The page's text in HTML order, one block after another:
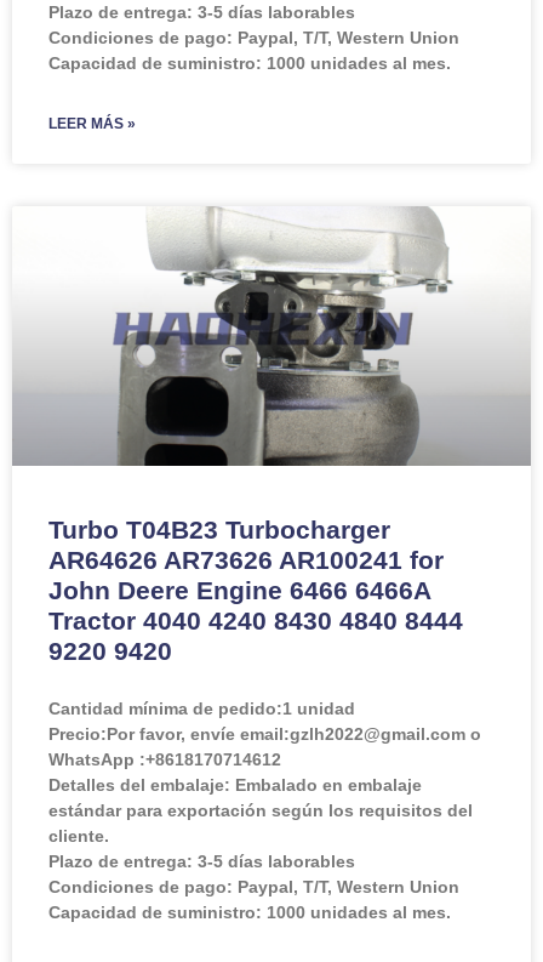
Plazo de entrega: 3-5 días laborables
Condiciones de pago: Paypal, T/T, Western Union
Capacidad de suministro: 1000 unidades al mes.
LEER MÁS »
Turbo T04B23 Turbocharger
AR64626 AR73626 AR100241 for
John Deere Engine 6466 6466A
Tractor 4040 4240 8430 4840 8444
9220 9420
Cantidad mínima de pedido:1 unidad
Precio:Por favor, envíe email:gzlh2022@gmail.com o
WhatsApp :+8618170714612
Detalles del embalaje: Embalado en embalaje
estándar para exportación según los requisitos del
cliente.
Plazo de entrega: 3-5 días laborables
Condiciones de pago: Paypal, T/T, Western Union
Capacidad de suministro: 1000 unidades al mes.